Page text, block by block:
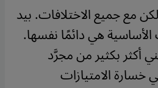
مع جميع الاختلافات. بيد
الأساسية هي دائمًا نفسها.
أكثر بكثير من مجرَّد
خسارة الامتيازات